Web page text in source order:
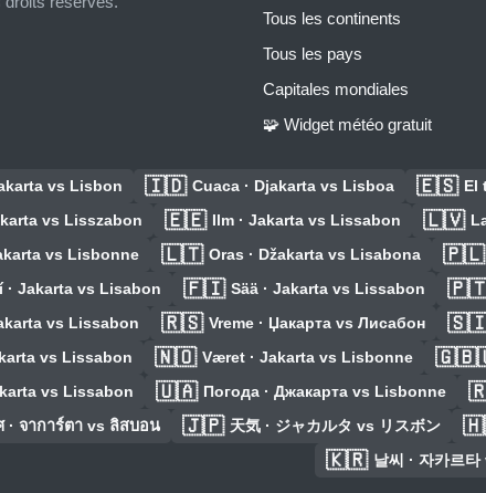
Tous les continents
Tous les pays
Capitales mondiales
🧩 Widget météo gratuit
vs Lisbon 🇮🇩 Cuaca · Djakarta vs Lisboa 🇪🇸 El
vs Lisszabon 🇪🇪 Ilm · Jakarta vs Lissabon 🇱🇻
vs Lisbonne 🇱🇹 Oras · Džakarta vs Lisabona 🇵🇱
· Jakarta vs Lisabon 🇫🇮 Sää · Jakarta vs Lissabon
vs Lissabon 🇷🇸 Vreme · Џакарта vs Лисабон
vs Lissabon 🇳🇴 Været · Jakarta vs Lisbonne
vs Lissabon 🇺🇦 Погода · Джакарта vs Lisbonne
· จาการ์ตา vs ลิสบอน 🇯🇵 天気 · ジャカルタ vs リスボン
🇰🇷 날씨 · 자카르